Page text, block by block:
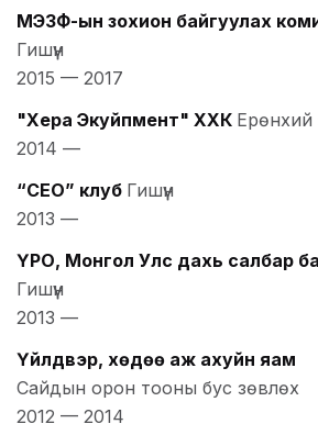
МЭЗФ-ын зохион байгуулах
Гишүүн
2015 — 2017
"Хера Экуйпмент" ХХК Ерөнхий
2014 —
“CEO” клуб Гишүүн
2013 —
ҮРО, Монгол Улс дахь салбар
Гишүүн
2013 —
Үйлдвэр, хөдөө аж ахуйн яам
Сайдын орон тооны бус зөвлөх
2012 — 2014